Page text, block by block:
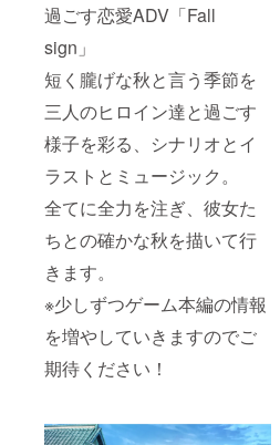
過ごす恋愛ADV「Fall
sign」
短く朧げな秋と言う季節を
三人のヒロイン達と過ごす
様子を彩る、シナリオとイ
ラストとミュージック。
全てに全力を注ぎ、彼女た
ちとの確かな秋を描いて行
きます。
※少しずつゲーム本編の情報
を増やしていきますのでご
期待ください！